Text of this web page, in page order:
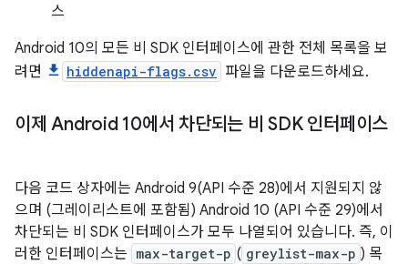
스
Android 10의 모든 비 SDK 인터페이스에 관한 전체 목록을 보
려면
hiddenapi-flags.csv 파일을 다운로드하세요.
이제 Android 10에서 차단되는 비 SDK 인터페이스
다음 코드 상자에는 Android 9(API 수준 28)에서 지원되지 않
으며 (그레이리스트에 포함됨) Android 10 (API 수준 29)에서
차단되는 비 SDK 인터페이스가 모두 나열되어 있습니다. 즉, 이
러한 인터페이스는 max-target-p ( greylist-max-p ) 목